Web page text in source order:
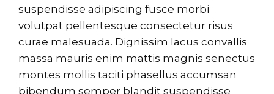
suspendisse adipiscing fusce morbi
volutpat pellentesque consectetur risus
curae malesuada. Dignissim lacus convallis
massa mauris enim mattis magnis senectus
montes mollis taciti phasellus accumsan
bibendum semper blandit suspendisse